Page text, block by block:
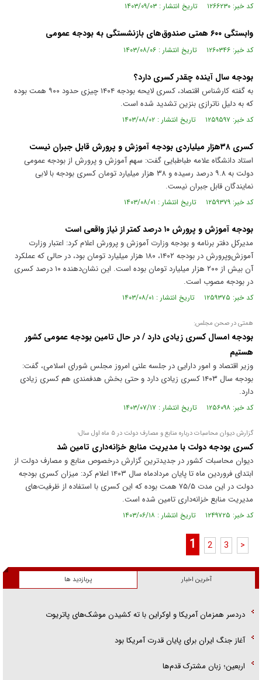
کد خبر: ۱۲۶۶۲۳۰ تاریخ انتشار : ۱۴۰۳/۰۹/۰۳
وابستگی ۶۰۰ همتی صندوق‌های بازنشستگی به بودجه عمومی
کد خبر: ۱۲۶۰۳۴۶ تاریخ انتشار : ۱۴۰۳/۰۸/۰۶
بودجه سال آینده چقدر کسری دارد؟
به گفته کارشناس اقتصاد، کسری لایحه بودجه ۱۴۰۴ چیزی حدود ۹۰۰ همت بوده
که به دلیل ناترازی بنزین تشدید شده است.
کد خبر: ۱۲۵۹۵۹۷ تاریخ انتشار : ۱۴۰۳/۰۸/۰۲
کسری ۳۸هزار میلیاردی بودجه آموزش و پرورش قابل جبران نیست
استاد دانشگاه علامه طباطبایی گفت: سهم آموزش و پرورش از بودجه عمومی
دولت به ۹.۸ درصد رسیده و ۳۸ هزار میلیارد تومان کسری بودجه با لابی
نمایندگان قابل جبران نیست.
کد خبر: ۱۲۵۹۳۷۹ تاریخ انتشار : ۱۴۰۳/۰۸/۰۱
بودجه آموزش و پرورش ۱۰ درصد کمتر از نیاز واقعی است
مدیرکل دفتر برنامه و بودجه وزارت آموزش و پرورش اعلام کرد: اعتبار وزارت
آموزش‌وپرورش در بودجه ۱۴۰۲، ۱۸۰ هزار میلیارد تومان بود، در حالی که عملکرد
آن بیش از ۲۰۰ هزار میلیارد تومان بوده است. این نشان‌دهنده ۱۰ درصد کسری
در بودجه مصوب است.
کد خبر: ۱۲۵۹۳۷۵ تاریخ انتشار : ۱۴۰۳/۰۸/۰۱
همتی در صحن مجلس:
بودجه امسال کسری زیادی دارد / در حال تامین بودجه عمومی کشور
هستیم
وزیر اقتصاد و امور دارایی در جلسه علنی امروز مجلس شورای اسلامی، گفت:
بودجه سال ۱۴۰۳ کسری زیادی دارد و حتی بخش هدفمندی هم کسری زیادی
دارد.
کد خبر: ۱۲۵۶۰۹۸ تاریخ انتشار : ۱۴۰۳/۰۷/۱۷
گزارش دیوان محاسبات درباره منابع و مصارف دولت در ۵ ماه اول سال؛
کسری بودجه دولت با مدیریت منابع خزانه‌داری تامین شد
دیوان محاسبات کشور در جدیدترین گزارش درخصوص منابع و مصارف دولت از
ابتدای فروردین ماه تا پایان مردادماه سال ۱۴۰۳ اعلام کرد: میزان کسری بودجه
دولت در این مدت ۷۵/۵ همت بوده که این کسری با استفاده از ظرفیت‌های
مدیریت منابع خزانه‌داری تامین شده است.
کد خبر: ۱۲۴۹۷۲۵ تاریخ انتشار : ۱۴۰۳/۰۶/۱۸
1 2 3 >
آخرین اخبار پربازدید ها
دردسر همزمان آمریکا و اوکراین با ته کشیدن موشک‌های پاتریوت
آغاز جنگ ایران برای پایان قدرت آمریکا بود
اربعین؛ زبان مشترک قدم‌ها